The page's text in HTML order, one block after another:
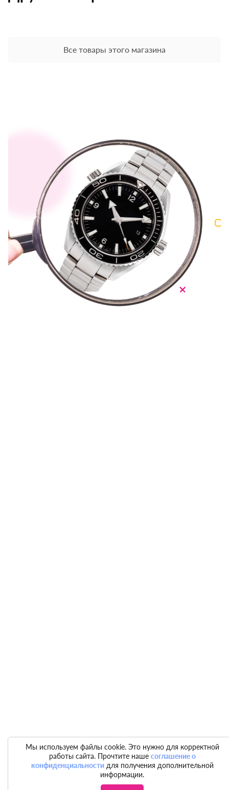
Все товары этого магазина
Мы используем файлы cookie. Это нужно для корректной
работы сайта. Прочтите наше соглашение о
конфиденциальностидля получения дополнительной
информации.